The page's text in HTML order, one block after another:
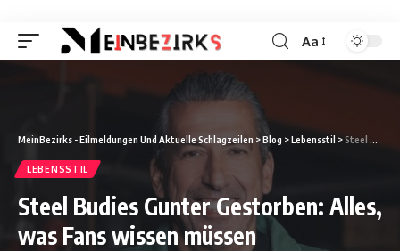
Font
Aa
MeinBezirks - Eilmeldungen Und Aktuelle Schlagzeilen >Blog >Lebensstil >Steel Budies Gunter Gestorben: Alles, was Fans wissen müssen
LEBENSSTIL
Steel Budies Gunter Gestorben: Alles,
was Fans wissen müssen